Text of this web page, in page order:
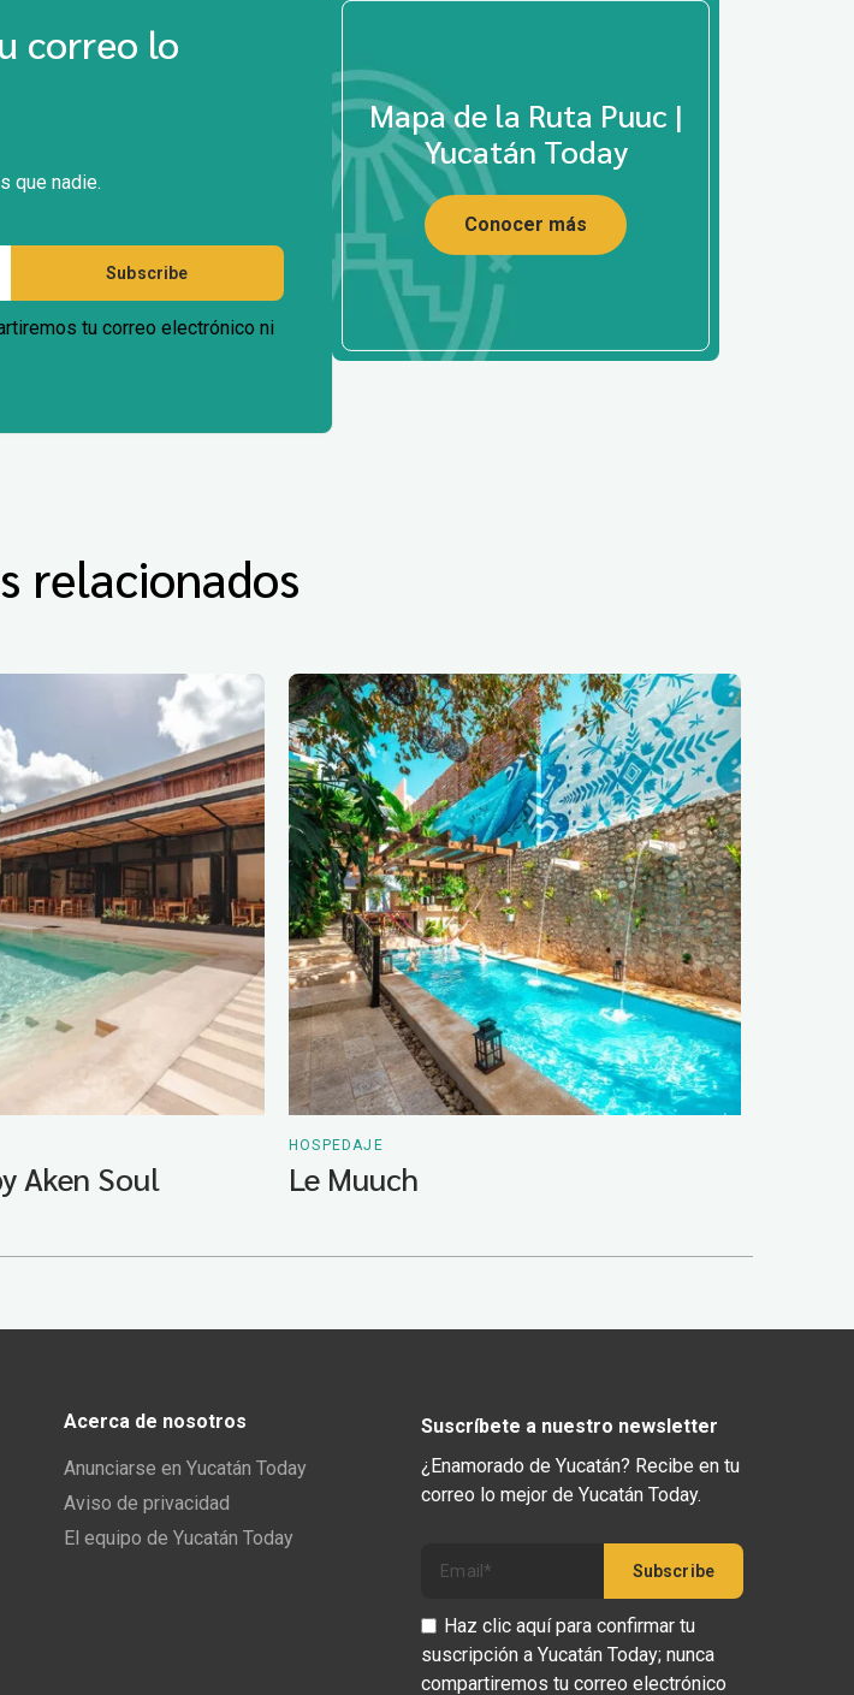
correo lo
que nadie.
tu correo electrónico ni
Mapa de la Ruta Puuc |
Yucatán Today
Conocer más
relacionados
Aken Soul
HOSPEDAJE
Le Muuch
Acerca de nosotros
Anunciarse en Yucatán Today
Aviso de privacidad
El equipo de Yucatán Today
Suscríbete a nuestro newsletter
¿Enamorado de Yucatán? Recibe en tu
correo lo mejor de Yucatán Today.
Haz clic aquí para confirmar tu
suscripción a Yucatán Today; nunca
compartiremos tu correo electrónico